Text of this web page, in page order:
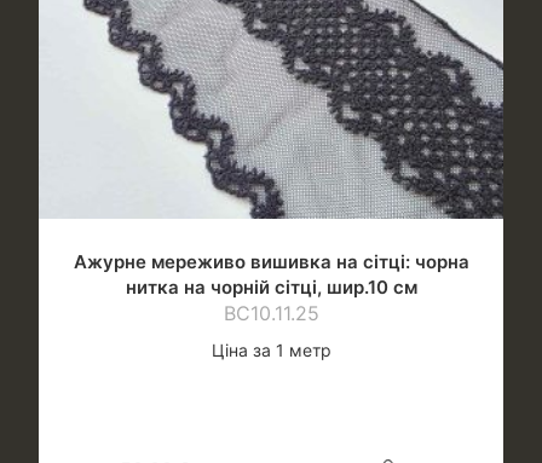
Ажурне мереживо вишивка на сітці: чорна
нитка на чорній сітці, шир.10 см
ВС10.11.25
Ціна за 1 метр